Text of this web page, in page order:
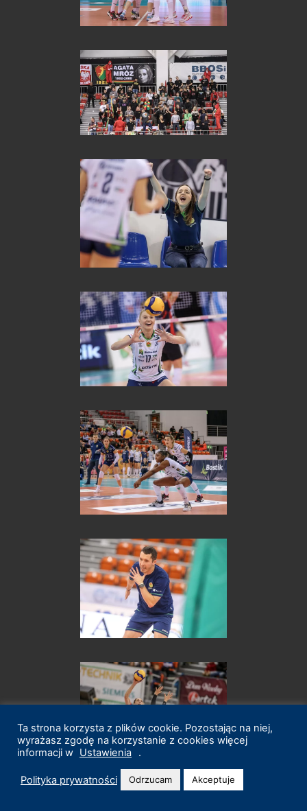
Ta strona korzysta z plików cookie. Pozostając na niej,
wyrażasz zgodę na korzystanie z cookies więcej
informacji w Ustawienia .
Polityka prywatności Odrzucam Akceptuje